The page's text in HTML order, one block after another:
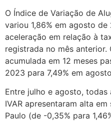
O Índice de Variação de
variou 1,86% em agosto
aceleração em relação à
registrada no mês
acumulada em 12 meses
2023 para 7,49% em
Entre julho e agosto,
IVAR apresentaram alta
Paulo (de -0,35% para